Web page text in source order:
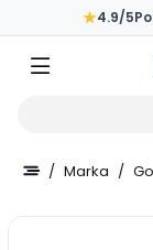
Przejdź do głównej
★4.9/5
Wpisz czego
/ Marka /